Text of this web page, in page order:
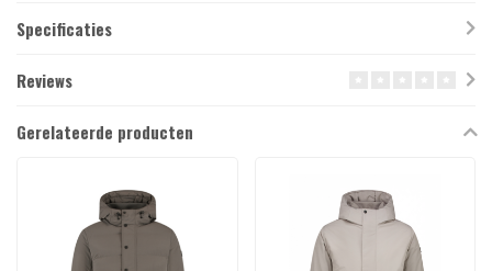
Specificaties
Reviews
Gerelateerde producten